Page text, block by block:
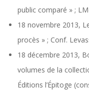
public comparé » ;
18 novembre 2013,
procès » ; Conf.
18 décembre 2013,
volumes de la
Éditions l’Épitoge